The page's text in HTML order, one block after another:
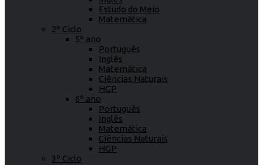
Estudo do Meio
Matemática
2º Ciclo
5º ano
Português
Inglês
Matemática
Ciências Naturais
HGP
6º ano
Português
Inglês
Matemática
Ciências Naturais
HGP
3º Ciclo